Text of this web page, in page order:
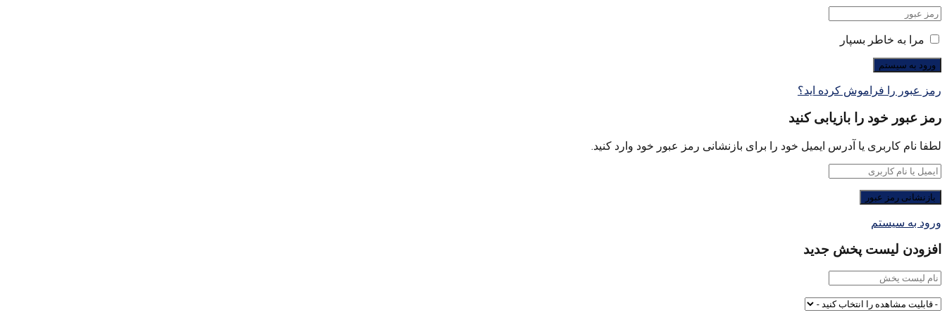
مرا به خاطر بسپار
رمز عبور را فراموش کرده اید؟
رمز عبور خود را بازیابی کنید
لطفا نام کاربری یا آدرس ایمیل خود را برای بازنشانی رمز عبور خود وارد کنید.
ورود به سیستم
افزودن لیست پخش جدید